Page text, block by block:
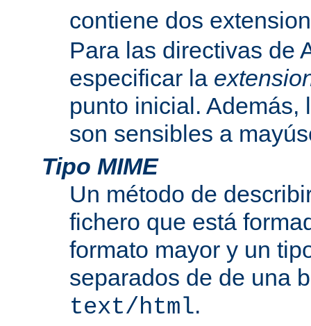
contiene dos
Para las directivas de
especificar la
punto inicial. Además,
son sensibles a
Tipo MIME
Un método de
fichero que está
formato mayor y un
separados de de una
text/html.